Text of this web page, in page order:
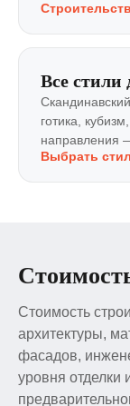
Все стили
готика,
направления
Выбрать
Стоимость
архитектуры,
фасадов,
уровня отделки